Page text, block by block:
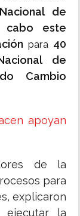
de
cabo este
para 40
de
Cambio
apoyan
de la
para
explicaron
la